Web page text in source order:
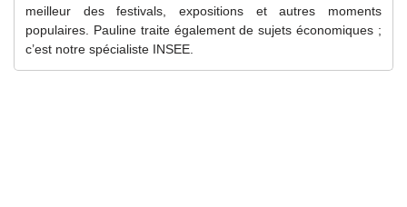
meilleur des festivals, expositions et autres moments
populaires. Pauline traite également de sujets économiques ;
c’est notre spécialiste INSEE.